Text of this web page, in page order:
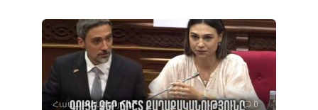
Հասարակություն 0